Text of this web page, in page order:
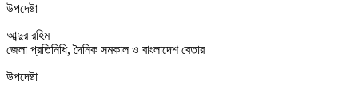
উপদেষ্টা
আব্দুর রহিম
জেলা প্রতিনিধি, দৈনিক সমকাল ও বাংলাদেশ বেতার
উপদেষ্টা